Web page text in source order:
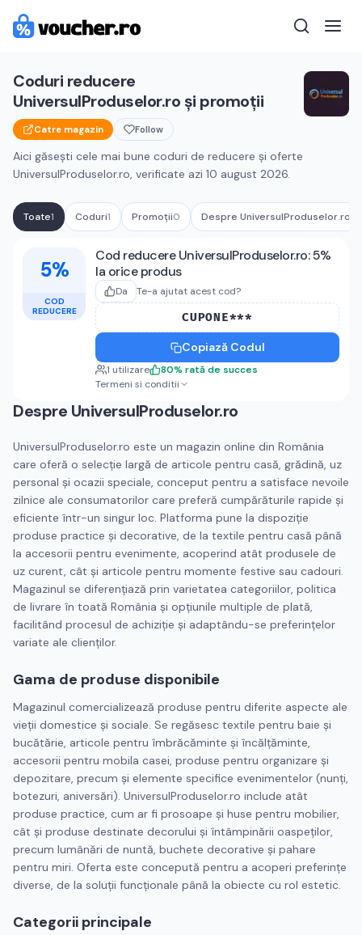
Coduri reducere
UniversulProduselor.ro și promoții
Catre magazin Follow
Aici găsești cele mai bune coduri de reducere și oferte
UniversulProduselor.ro, verificate azi 10 august 2026.
Toate1 Coduri1 Promoții0 Despre UniversulProduselor.ro
Cupoane active
5%
COD
REDUCERE
Cod reducere UniversulProduselor.ro: 5%
la orice produs
Da Te-a ajutat acest cod?
CUPONE***
Copiază Codul
1 utilizare 80% rată de succes
Termeni si conditii
Despre UniversulProduselor.ro
UniversulProduselor.ro este un magazin online din România
care oferă o selecție largă de articole pentru casă, grădină, uz
personal și ocazii speciale, conceput pentru a satisface nevoile
zilnice ale consumatorilor care preferă cumpărăturile rapide și
eficiente într-un singur loc. Platforma pune la dispoziție
produse practice și decorative, de la textile pentru casă până
la accesorii pentru evenimente, acoperind atât produsele de
uz curent, cât și articole pentru momente festive sau cadouri.
Magazinul se diferențiază prin varietatea categoriilor, politica
de livrare în toată România și opțiunile multiple de plată,
facilitând procesul de achiziție și adaptându-se preferințelor
variate ale clienților.
Gama de produse disponibile
Magazinul comercializează produse pentru diferite aspecte ale
vieții domestice și sociale. Se regăsesc textile pentru baie și
bucătărie, articole pentru îmbrăcăminte și încălțăminte,
accesorii pentru mobila casei, produse pentru organizare și
depozitare, precum și elemente specifice evenimentelor (nunți,
botezuri, aniversări). UniversulProduselor.ro include atât
produse practice, cum ar fi prosoape și huse pentru mobilier,
cât și produse destinate decorului și întâmpinării oaspeților,
precum lumânări de nuntă, buchete decorative și pahare
pentru miri. Oferta este concepută pentru a acoperi preferințe
diverse, de la soluții funcționale până la obiecte cu rol estetic.
Categorii principale